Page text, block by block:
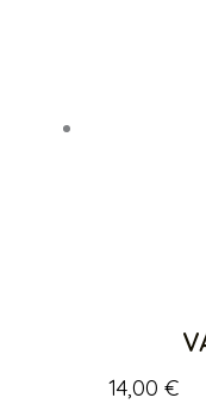
14,00 €